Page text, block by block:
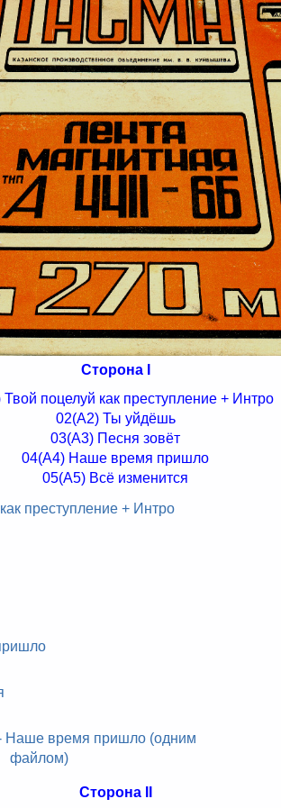
Сторона I
Твой поцелуй как преступление + Интро
02(A2) Ты уйдёшь
03(A3) Песня зовёт
04(A4) Наше время пришло
05(A5) Всё изменится
преступление + Интро
Наше время пришло (одним
файлом)
Сторона II